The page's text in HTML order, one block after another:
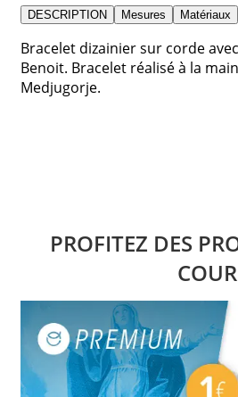
DESCRIPTION Mesures Matériaux
Bracelet dizainier sur corde
Benoit. Bracelet réalisé à la
Medjugorje.
PROFITEZ DES